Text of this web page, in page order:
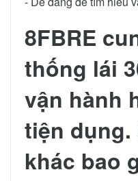
8FBRE
thống lái
vận hành
tiện
khác bao